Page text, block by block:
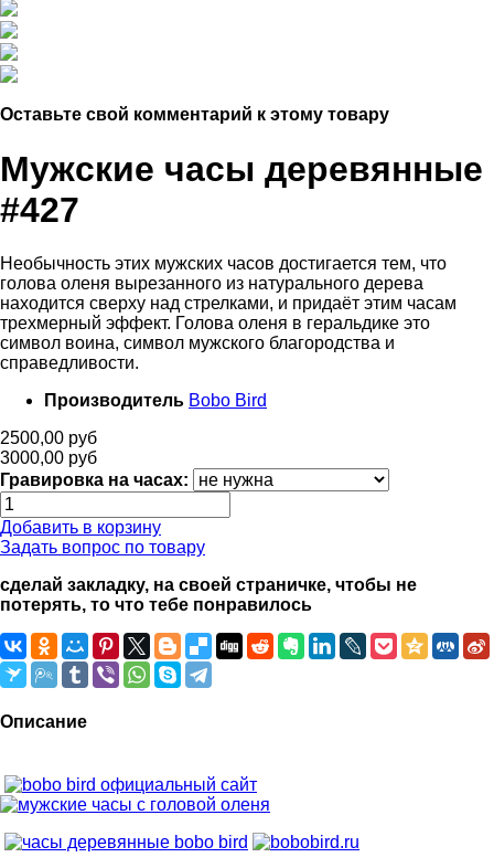
Оставьте свой комментарий к этому товару
Мужские часы деревянные
#427
Необычность этих мужских часов достигается тем, что
голова оленя вырезанного из натурального дерева
находится сверху над стрелками, и придаёт этим часам
трехмерный эффект. Голова оленя в геральдике это
символ воина, символ мужского благородства и
справедливости.
Производитель Bobo Bird
2500,00 руб
3000,00 руб
Гравировка на часах:
Добавить в корзину
Задать вопрос по товару
сделай закладку, на своей страничке, чтобы не
потерять, то что тебе понравилось
Описание